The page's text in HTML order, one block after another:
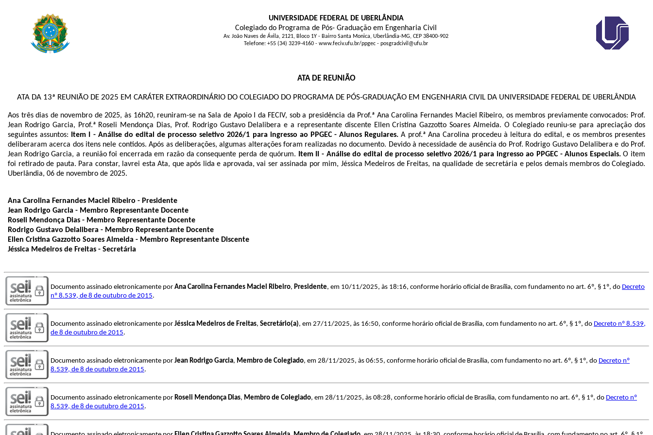
UNIVERSIDADE FEDERAL DE UBERLÂNDIA
Colegiado do Programa de Pós- Graduação em Engenharia Civil
Av. João Naves de Ávila, 2121, Bloco 1Y - Bairro Santa Monica, Uberlândia-MG, CEP 38400-902
Telefone: +55 (34) 3239-4160 - www.feciv.ufu.br/ppgec - posgradcivil@ufu.br
ATA DE REUNIÃO
ATA DA 13ª REUNIÃO DE 2025 EM CARÁTER EXTRAORDINÁRIO DO COLEGIADO DO PROGRAMA DE PÓS-GRADUAÇÃO EM ENGENHARIA CIVIL DA UNIVERSIDADE FEDERAL DE UBERLÂNDIA
Aos três dias de novembro de 2025, às 16h20, reuniram-se na Sala de Apoio I da FECIV, sob a presidência da Prof.ª Ana Carolina Fernandes Maciel Ribeiro, os membros previamente convocados: Prof.
Jean Rodrigo Garcia, Prof.ª Roseli Mendonça Dias, Prof. Rodrigo Gustavo Delalibera e a representante discente Ellen Cristina Gazzotto Soares Almeida. O Colegiado reuniu-se para apreciação dos
seguintes assuntos:
Item I - Análise do edital de processo seletivo 2026/1 para ingresso ao PPGEC - Alunos Regulares.A prof.ª Ana Carolina procedeu à leitura do edital, e os membros presentes
deliberaram acerca dos itens nele contidos. Após as deliberações, algumas alterações foram realizadas no documento. Devido à necessidade de ausência do Prof. Rodrigo Gustavo Delalibera e do Prof.
Jean Rodrigo Garcia, a reunião foi encerrada em razão da consequente perda de quórum.
Item II - Análise do edital de processo seletivo 2026/1 para ingresso ao PPGEC - Alunos Especiais.O item
foi retirado de pauta. Para constar, lavrei esta Ata, que após lida e aprovada, vai ser assinada por mim, Jéssica Medeiros de Freitas, na qualidade de secretária e pelos demais membros do Colegiado.
Uberlândia, 06 de novembro de 2025.
Ana Carolina Fernandes Maciel Ribeiro - Presidente
Jean Rodrigo Garcia​ - Membro Representante Docente
Roseli Mendonça Dias - Membro Representante Docente
Rodrigo Gustavo Delalibera - Membro Representante Docente
Ellen Cristina Gazzotto Soares Almeida - Membro Representante Discente
Jéssica Medeiros de Freitas - Secretária
Documento assinado eletronicamente por Ana Carolina Fernandes Maciel Ribeiro, Presidente, em 10/11/2025, às 18:16, conforme horário oficial de Brasília, com fundamento no art. 6º, § 1º, do Decreto
nº 8.539, de 8 de outubro de 2015.
Documento assinado eletronicamente por Jéssica Medeiros de Freitas, Secretário(a), em 27/11/2025, às 16:50, conforme horário oficial de Brasília, com fundamento no art. 6º, § 1º, do Decreto nº 8.539,
de 8 de outubro de 2015.
Documento assinado eletronicamente por Jean Rodrigo Garcia, Membro de Colegiado, em 28/11/2025, às 06:55, conforme horário oficial de Brasília, com fundamento no art. 6º, § 1º, do Decreto nº
8.539, de 8 de outubro de 2015.
Documento assinado eletronicamente por Roseli Mendonça Dias, Membro de Colegiado, em 28/11/2025, às 08:28, conforme horário oficial de Brasília, com fundamento no art. 6º, § 1º, do Decreto nº
8.539, de 8 de outubro de 2015.